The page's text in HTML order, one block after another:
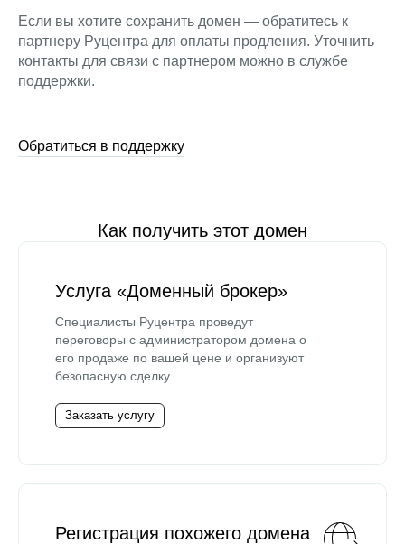
Если вы хотите сохранить домен — обратитесь к
партнеру Руцентра для оплаты продления. Уточнить
контакты для связи с партнером можно в службе
поддержки.
Обратиться в поддержку
Как получить этот домен
Услуга «Доменный брокер»
Специалисты Руцентра проведут
переговоры с администратором домена о
его продаже по вашей цене и организуют
безопасную сделку.
Заказать услугу
Регистрация похожего домена